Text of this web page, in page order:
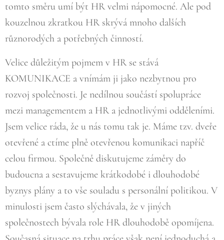
tomto směru umí být HR velmi nápomocné. Ale pod
kouzelnou zkratkou HR skrývá mnoho dalších
různorodých a potřebných činností.
Velice důležitým pojmem v HR se stává
KOMUNIKACE a vnímám ji jako nezbytnou pro
rozvoj společnosti. Je nedílnou součástí spolupráce
mezi managementem a HR a jednotlivými odděleními.
Jsem velice ráda, že u nás tomu tak je. Máme tzv. dveře
otevřené a ctíme plně otevřenou komunikaci napříč
celou firmou. Společně diskutujeme záměry do
budoucna a sestavujeme krátkodobé i dlouhodobé
byznys plány a to vše souladu s personální politikou. V
minulosti jsem často slýchávala, že v jiných
společnostech bývala role HR dlouhodobě opomíjena.